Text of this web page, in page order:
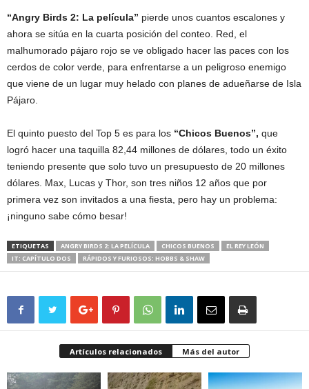
“Angry Birds 2: La película” pierde unos cuantos escalones y
ahora se sitúa en la cuarta posición del conteo. Red, el
malhumorado pájaro rojo se ve obligado hacer las paces con los
cerdos de color verde, para enfrentarse a un peligroso enemigo
que viene de un lugar muy helado con planes de adueñarse de Isla
Pájaro.
El quinto puesto del Top 5 es para los “Chicos Buenos”, que
logró hacer una taquilla 82,44 millones de dólares, todo un éxito
teniendo presente que solo tuvo un presupuesto de 20 millones
dólares. Max, Lucas y Thor, son tres niños 12 años que por
primera vez son invitados a una fiesta, pero hay un problema:
¡ninguno sabe cómo besar!
ETIQUETAS ANGRY BIRDS 2: LA PELÍCULA CHICOS BUENOS
EL REY LEÓN
IT: CAPÍTULO DOS
RÁPIDOS Y FURIOSOS: HOBBS & SHAW
Artículos relacionados Más del autor